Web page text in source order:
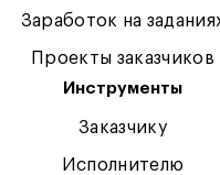
Заработок на
Проекты заказчиков
Инструменты
Заказчику
Исполнителю